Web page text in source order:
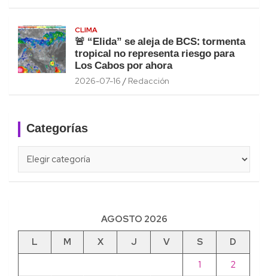
CLIMA
🚨 “Elida” se aleja de BCS: tormenta
tropical no representa riesgo para
Los Cabos por ahora
2026-07-16 Redacción
Categorías
AGOSTO 2026
L
M X J V S
D
1
2